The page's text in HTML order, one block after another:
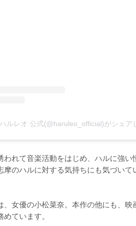
ハルレオ 公式(@haruleo_official)がシェア
われて音楽活動をはじめ、ハルに強
摩のハルに対する気持ちにも気づい
、女優の小松菜奈。本作の他にも、
ています。